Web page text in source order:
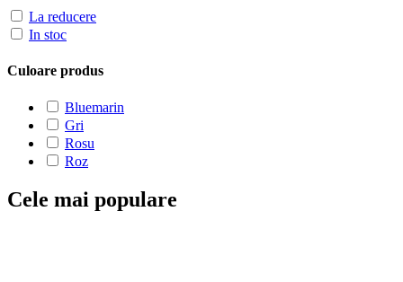
La reducere
In stoc
Culoare produs
Bluemarin
Gri
Rosu
Roz
Cele mai populare